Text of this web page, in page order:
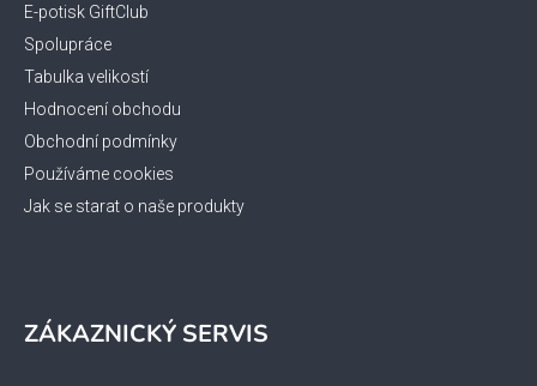
E-potisk GiftClub
Spolupráce
Tabulka velikostí
Hodnocení obchodu
Obchodní podmínky
Používáme cookies
Jak se starat o naše produkty
ZÁKAZNICKÝ SERVIS